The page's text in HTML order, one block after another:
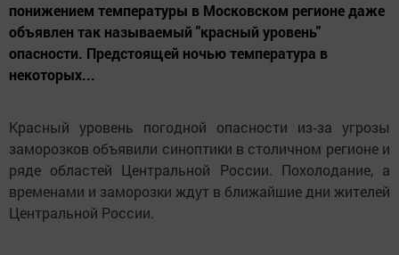
понижением температуры в Московском регионе даже
объявлен так называемый "красный уровень"
опасности. Предстоящей ночью температура в
некоторых...
Красный уровень погодной опасности из‑за угрозы
заморозков объявили синоптики в столичном регионе и
ряде областей Центральной России. Похолодание, а
временами и заморозки ждут в ближайшие дни жителей
Центральной России.